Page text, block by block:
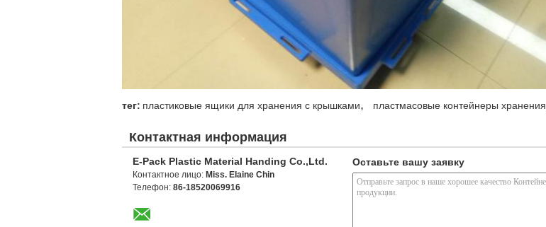
тег: пластиковые ящики для хранения с крышками, пластмасовые контейнеры хранения
Контактная информация
E-Pack Plastic Material Handing Co.,Ltd.
Контактное лицо: Miss. Elaine Chin
Телефон: 86-18520069916
Оставьте вашу заявку